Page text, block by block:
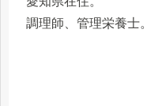
調理師、管理栄養士。